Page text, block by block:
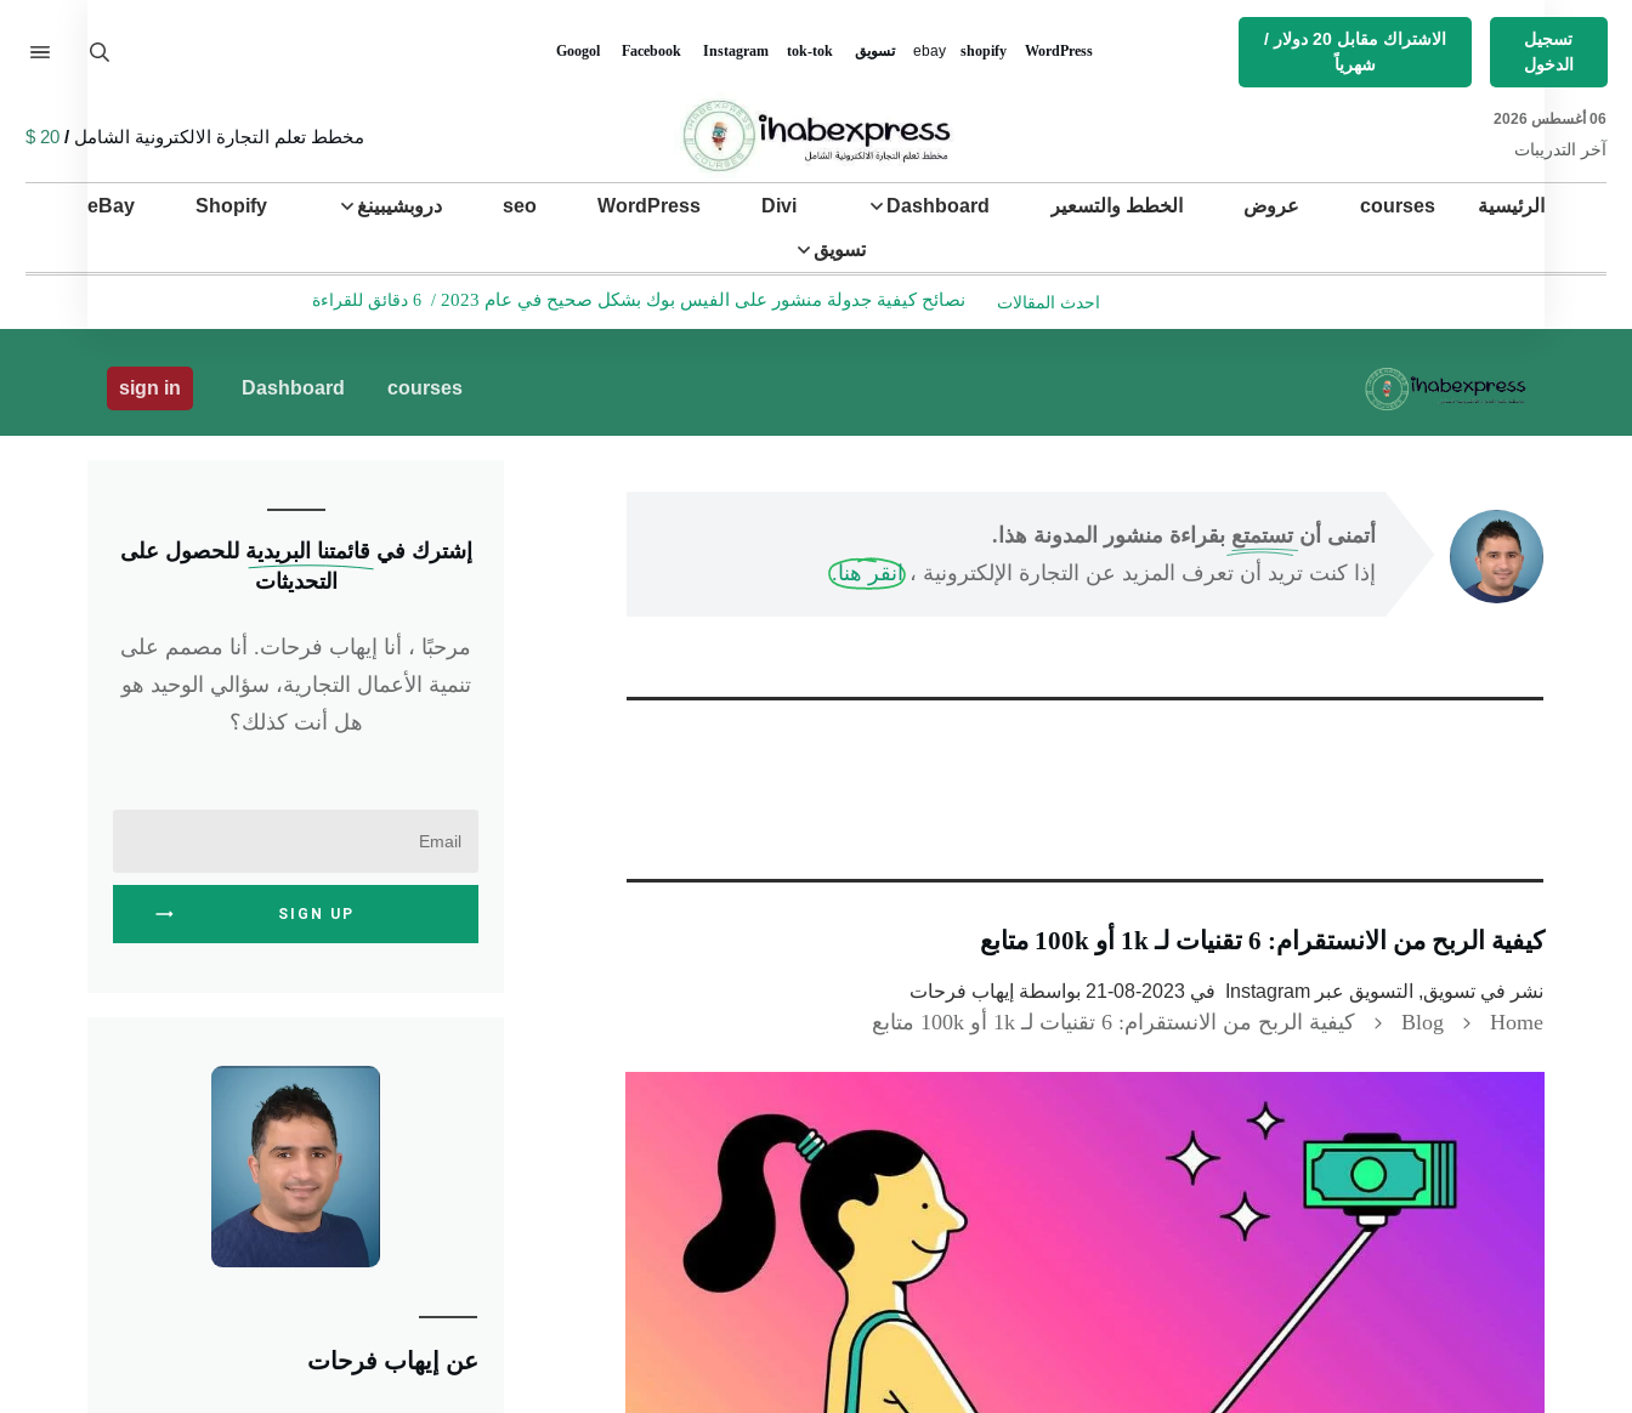
تسجيل
الدخول
الاشتراك مقابل 20 دولار /
شهرياً
ebay shopify WordPress تسويق Googol Facebook Instagram tok-tok
06 أغسطس 2026
آخر التدريبات
مخطط تعلم التجارة الالكترونية الشامل /
20 $
الرئيسية courses عروض الخطط والتسعير Dashboard
Divi
WordPress
seo دروبشيبينغ Shopify
eBay
تسويق
احدث المقالات نصائح كيفية جدولة منشور على الفيس بوك بشكل صحيح في عام 2023 /
courses
Dashboard
sign in
أتمنى أن تستمتع بقراءة منشور المدونة هذا.
إذا كنت تريد أن تعرف المزيد عن التجارة الإلكترونية ،انقر هنا.
كيفية الربح من الانستقرام: 6 تقنيات لـ 1k أو 100k متابع
نشر في تسويق, التسويق عبر Instagram في 2023-08-21 بواسطة إيهاب فرحات
Home
Blog كيفية الربح من الانستقرام: 6 تقنيات لـ 1k أو 100k متابع
إشترك في قائمتنا البريدية للحصول على
التحديثات
مرحبًا ، أنا إيهاب فرحات. أنا مصمم على
تنمية الأعمال التجارية، سؤالي الوحيد هو
هل أنت كذلك؟
SIGN UP
عن إيهاب فرحات